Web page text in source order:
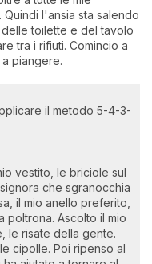
l'ansia sta salendo
toilette e del tavolo
tra i rifiuti. Comincio a
piangere.
il metodo 5-4-3-
vestito, le briciole sul
che sgranocchia
il mio anello preferito,
poltrona. Ascolto il mio
le risate della gente.
cipolle. Poi ripenso al